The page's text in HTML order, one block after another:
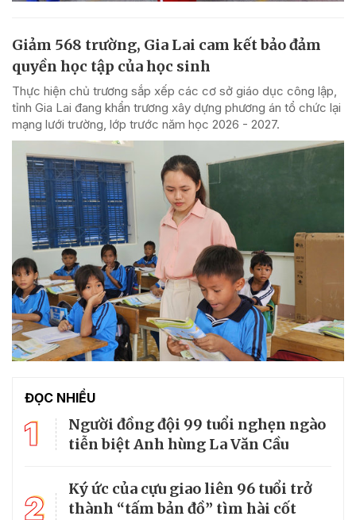
Giảm 568 trường, Gia Lai cam kết bảo đảm
quyền học tập của học sinh
Thực hiện chủ trương sắp xếp các cơ sở giáo dục công lập,
tỉnh Gia Lai đang khẩn trương xây dựng phương án tổ chức lại
mạng lưới trường, lớp trước năm học 2026 - 2027.
ĐỌC NHIỀU
1
Người đồng đội 99 tuổi nghẹn ngào
tiễn biệt Anh hùng La Văn Cầu
2
Ký ức của cựu giao liên 96 tuổi trở
thành “tấm bản đồ” tìm hài cốt